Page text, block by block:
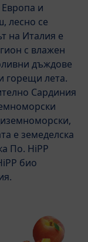
и
лесно се
на Италия е
с влажен
дъждове
горещи лета.
Сардиния
е земеделска
По. HiPP
био